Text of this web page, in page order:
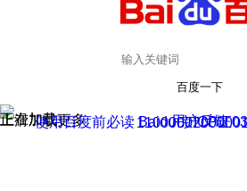
百度一下
正在加载
上滑加载更多 用户反馈
使用百度前必读 Baidu 京ICP证
京公网安备